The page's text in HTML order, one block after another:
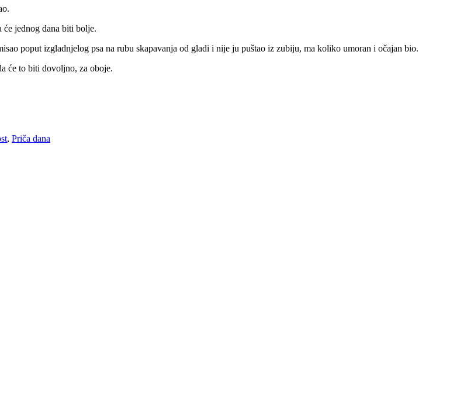
jednog dana biti bolje.
poput izgladnjelog psa na rubu skapavanja od gladi i nije ju puštao iz zubiju, ma koliko umoran i očajan bio.
će to biti dovoljno, za oboje.
, Priča dana